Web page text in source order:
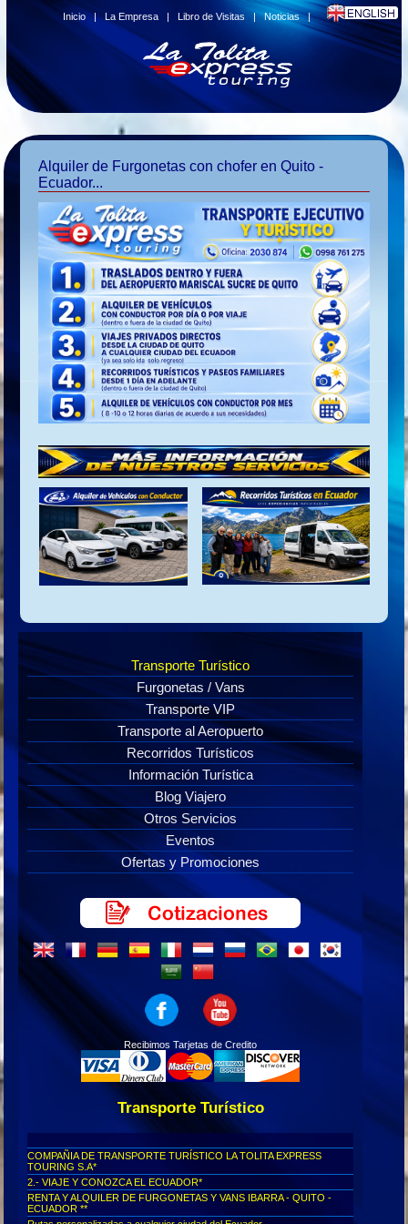
Inicio |La Empresa |Libro de Visitas |Noticias|
Alquiler de Furgonetas con chofer en Quito -
Ecuador...
Transporte Turístico
Furgonetas / Vans
Transporte VIP
Transporte al Aeropuerto
Recorridos Turísticos
Información Turística
Blog Viajero
Otros Servicios
Eventos
Ofertas y Promociones
Recibimos Tarjetas de Credito
Transporte Turístico
COMPAÑIA DE TRANSPORTE TURÍSTICO LA TOLITA EXPRESS
TOURING S.A*
2.- VIAJE Y CONOZCA EL ECUADOR*
RENTA Y ALQUILER DE FURGONETAS Y VANS IBARRA - QUITO -
ECUADOR **